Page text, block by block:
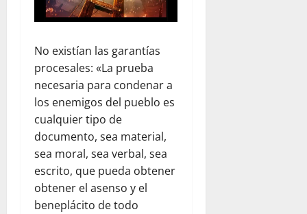
No existían las garantías
procesales: «La prueba
necesaria para condenar a
los enemigos del pueblo es
cualquier tipo de
documento, sea material,
sea moral, sea verbal, sea
escrito, que pueda obtener
obtener el asenso y el
beneplácito de todo